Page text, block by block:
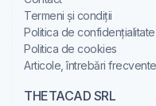
Termeni și condiții
Politica de confidențialitate
Politica de cookies
Articole, întrebări frecvente
THETACAD SRL